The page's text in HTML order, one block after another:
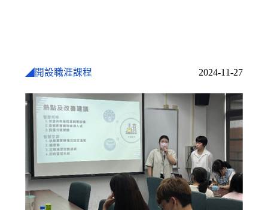
◢開設職涯課程 2024-11-27